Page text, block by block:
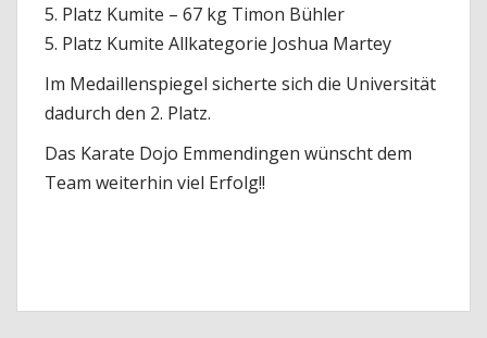
5. Platz Kumite – 67 kg Timon Bühler
5. Platz Kumite Allkategorie Joshua Martey
Im Medaillenspiegel sicherte sich die Universität
dadurch den 2. Platz.
Das Karate Dojo Emmendingen wünscht dem
Team weiterhin viel Erfolg!!